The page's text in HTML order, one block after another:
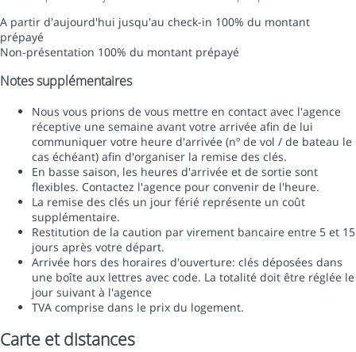
A partir d'aujourd'hui jusqu'au check-in 100% du montant
prépayé
Non-présentation 100% du montant prépayé
Notes supplémentaires
Nous vous prions de vous mettre en contact avec l'agence
réceptive une semaine avant votre arrivée afin de lui
communiquer votre heure d'arrivée (nº de vol / de bateau le
cas échéant) afin d'organiser la remise des clés.
En basse saison, les heures d'arrivée et de sortie sont
flexibles. Contactez l'agence pour convenir de l'heure.
La remise des clés un jour férié représente un coût
supplémentaire.
Restitution de la caution par virement bancaire entre 5 et 15
jours après votre départ.
Arrivée hors des horaires d'ouverture: clés déposées dans
une boîte aux lettres avec code. La totalité doit être réglée le
jour suivant à l'agence
TVA comprise dans le prix du logement.
Carte et distances